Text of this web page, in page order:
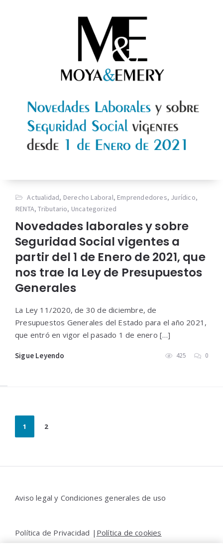
Actualidad, Derecho Laboral, Emprendedores, Jurídico,
RENTA,Tributario, Uncategorized
Novedades laborales y sobre
Seguridad Social vigentes a
partir del 1 de Enero de 2021, que
nos trae la Ley de Presupuestos
Generales
La Ley 11/2020, de 30 de diciembre, de
Presupuestos Generales del Estado para el año 2021,
que entró en vigor el pasado 1 de enero […]
Sigue Leyendo 425 0
Paginación
de
1 2
Aviso legal y Condiciones generales de uso
Política de Privacidad | Política de cookies